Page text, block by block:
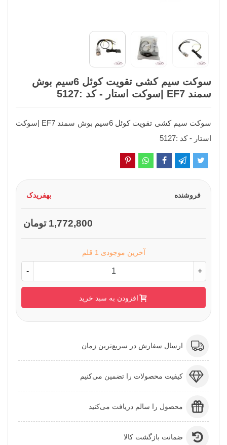
سوکت سیم کشی تقویت کوئل 6سیم بوش
سمند EF7 |سوکت استار - کد :5127
سوکت سیم کشی تقویت کوئل 6سیم بوش سمند EF7 |سوکت
استار - کد :5127
فروشنده بهفریدک
1,772,800 تومان
آخرین موجودی 1 قلم
- +
افزودن به سبد خرید
ارسال سفارش در سریع‌ترین زمان
کیفیت محصولات را تضمین می‌کنیم
محصول را سالم دریافت می‌کنید
ضمانت بازگشت کالا